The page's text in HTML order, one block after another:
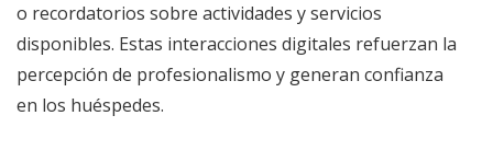
o recordatorios sobre actividades y servicios
disponibles. Estas interacciones digitales refuerzan la
percepción de profesionalismo y generan confianza
en los huéspedes.